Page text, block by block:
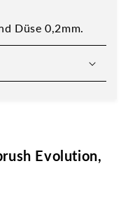
Düse 0,2mm.
Evolution,